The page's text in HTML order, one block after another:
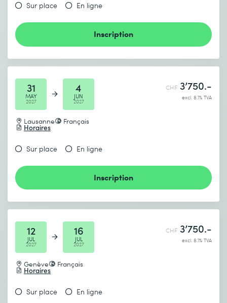
Sur place En ligne
Inscription
31
MAY
2027
4
JUN
2027
Lausanne Français
Horaires
CHF 3’750.-
excl. 8.1% TVA
Sur place En ligne
Inscription
12
JUL
2027
16
JUL
2027
Genève Français
Horaires
CHF 3’750.-
excl. 8.1% TVA
Sur place En ligne